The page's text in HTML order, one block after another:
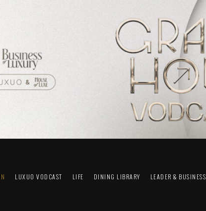
LUXUO VODCAST LIFE DINING LIBRARY LEADER & BUSINESS